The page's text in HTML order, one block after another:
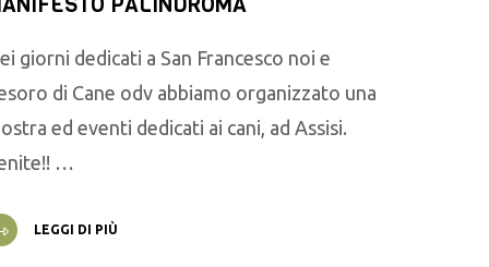
giorni dedicati a San Francesco noi e
di Cane odv abbiamo organizzato una
ed eventi dedicati ai cani, ad Assisi.
…
LEGGI DI PIÙ